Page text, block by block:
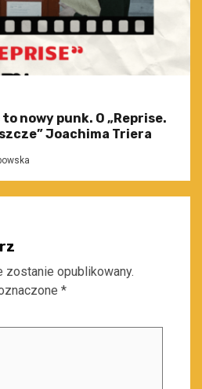
nowy punk. O „Reprise.
Joachima Triera
zostanie opublikowany.
*